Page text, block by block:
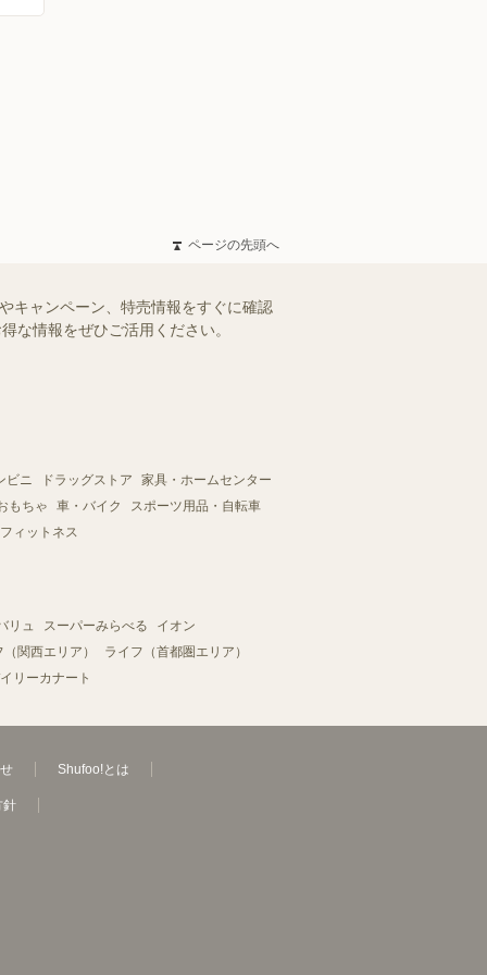
ページの先頭へ
キャンペーン、特売情報をすぐに確認
な情報をぜひご活用ください。
ビニ ドラッグストア
家具・ホームセンター
もちゃ 車・バイク
スポーツ用品・自転車
ィットネス
リュ スーパーみらべる
イオン
関西エリア）
ライフ（首都圏エリア）
リーカナート
Shufoo!とは
針